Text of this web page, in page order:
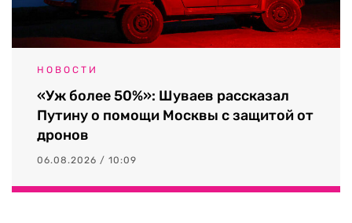
НОВОСТИ
«Уж более 50%»: Шуваев рассказал
Путину о помощи Москвы с защитой от
дронов
06.08.2026 / 10:09